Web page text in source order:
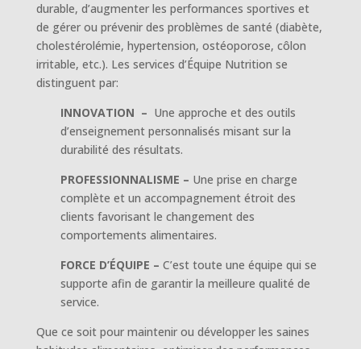
durable, d’augmenter les performances sportives et
de gérer ou prévenir des problèmes de santé (diabète,
cholestérolémie, hypertension, ostéoporose, côlon
irritable, etc.). Les services d’Équipe Nutrition se
distinguent par:
INNOVATION – Une approche et des outils
d’enseignement personnalisés misant sur la
durabilité des résultats.
PROFESSIONNALISME – Une prise en charge
complète et un accompagnement étroit des
clients favorisant le changement des
comportements alimentaires.
FORCE D’ÉQUIPE – C’est toute une équipe qui se
supporte afin de garantir la meilleure qualité de
service.
Que ce soit pour maintenir ou développer les saines